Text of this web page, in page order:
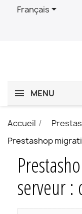
Français
MENU
Accueil
Prestashop
serveur :